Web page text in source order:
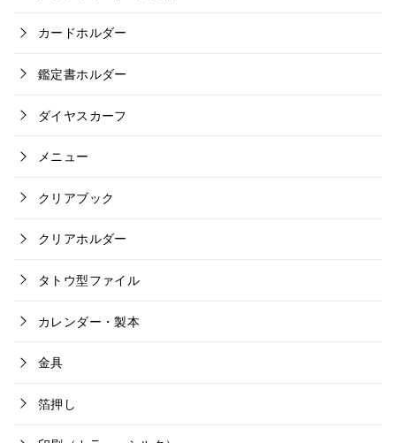
カードホルダー
鑑定書ホルダー
ダイヤスカーフ
メニュー
クリアブック
クリアホルダー
タトウ型ファイル
カレンダー・製本
金具
箔押し